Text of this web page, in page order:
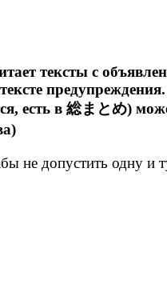
тексты с
есть в 総まとめ)
не допустить одну и